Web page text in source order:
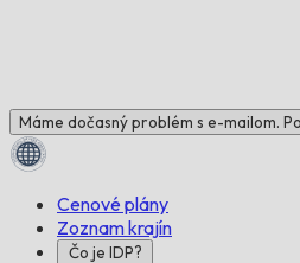
Máme dočasný problém s e-mailom.
Cenové plány
Zoznam krajín
Čo je IDP?